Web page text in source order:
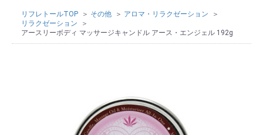
リフレトールTOP その他
アロマ・リラクゼーション
リラクゼーション
アースリーボディ マッサージキャンドル アース・エンジェル 192g